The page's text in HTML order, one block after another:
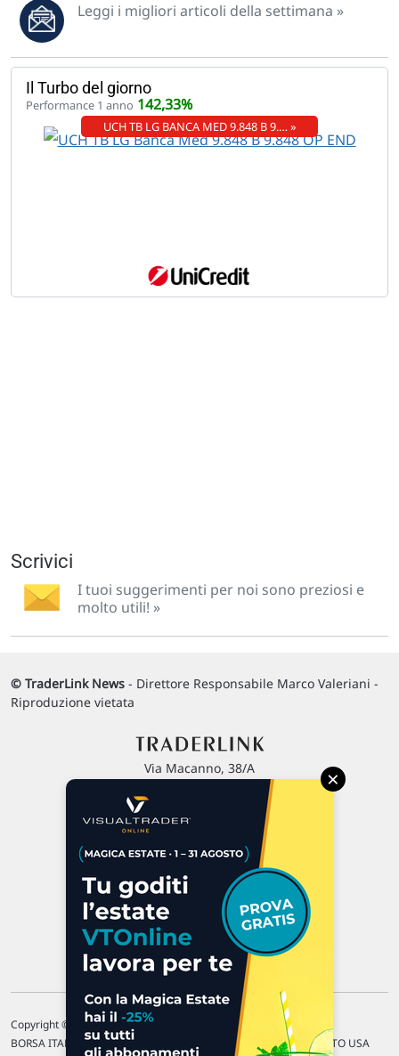
Leggi i migliori articoli della settimana »
Il Turbo del giorno
Performance 1 anno 142,33%
UCH TB LG BANCA MED 9.848 B 9.… »
Scrivici
I tuoi suggerimenti per noi sono preziosi e
molto utili! »
© TraderLink News - Direttore Responsabile Marco Valeriani -
Riproduzione vietata
Via Macanno, 38/A
P.IVA 02 452 460 401
Chi siamo
Commenti e segnalazioni
Contattaci
Copyright © 1996-2026 Traderlink Italia s.r.l.
BORSA ITALIANA Quotazioni di borsa differite di 15 min. / MERCATO USA
×